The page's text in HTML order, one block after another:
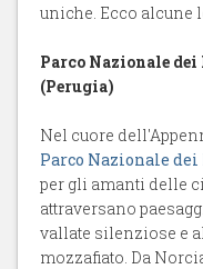
uniche. Ecco alcune
Parco Nazionale
(Perugia)
Nel cuore
Parco Nazionale
per gli amanti delle
attraversano
vallate silenziose e
mozzafiato. Da